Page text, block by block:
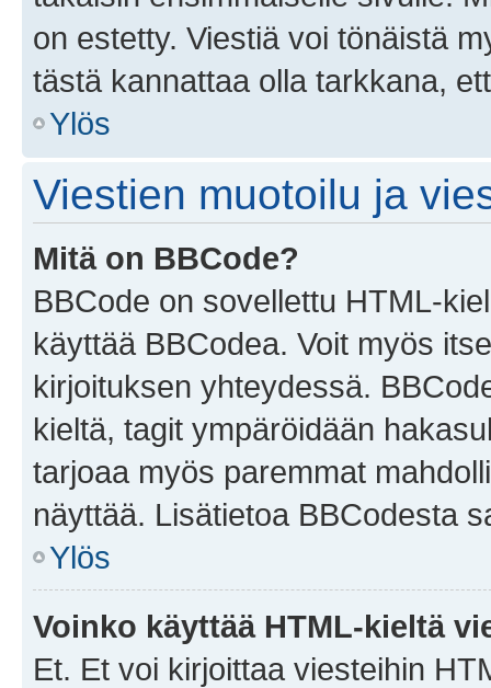
on estetty. Viestiä voi tönäistä
tästä kannattaa olla tarkkana,
Ylös
Viestien muotoilu ja
Mitä on BBCode?
BBCode on sovellettu HTML-
käyttää BBCodea. Voit myös
kirjoituksen yhteydessä.
kieltä, tagit ympäröidään
tarjoaa myös paremmat
näyttää. Lisätietoa BBCodesta
Ylös
Voinko käyttää HTML-kieltä
Et. Et voi kirjoittaa viesteihin